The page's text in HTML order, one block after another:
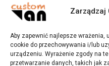
Zarządzaj
Aby zapewnić najlepsze wrażenia,
cookie do przechowywania i/lub
urządzeniu. Wyrażenie zgody na
przetwarzanie danych, takich jak